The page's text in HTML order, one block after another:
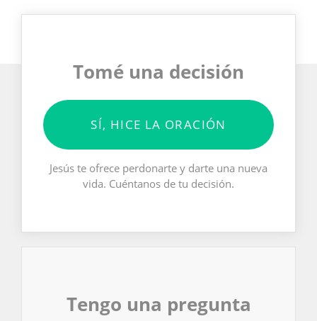
Tomé una decisión
SÍ, HICE LA ORACIÓN
Jesús te ofrece perdonarte y darte una nueva
vida. Cuéntanos de tu decisión.
Tengo una pregunta